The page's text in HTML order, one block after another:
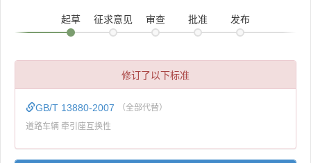
起草 征求意见 审查 批准 发布
修订了以下标准
GB/T 13880-2007 （全部代替）
道路车辆 牵引座互换性